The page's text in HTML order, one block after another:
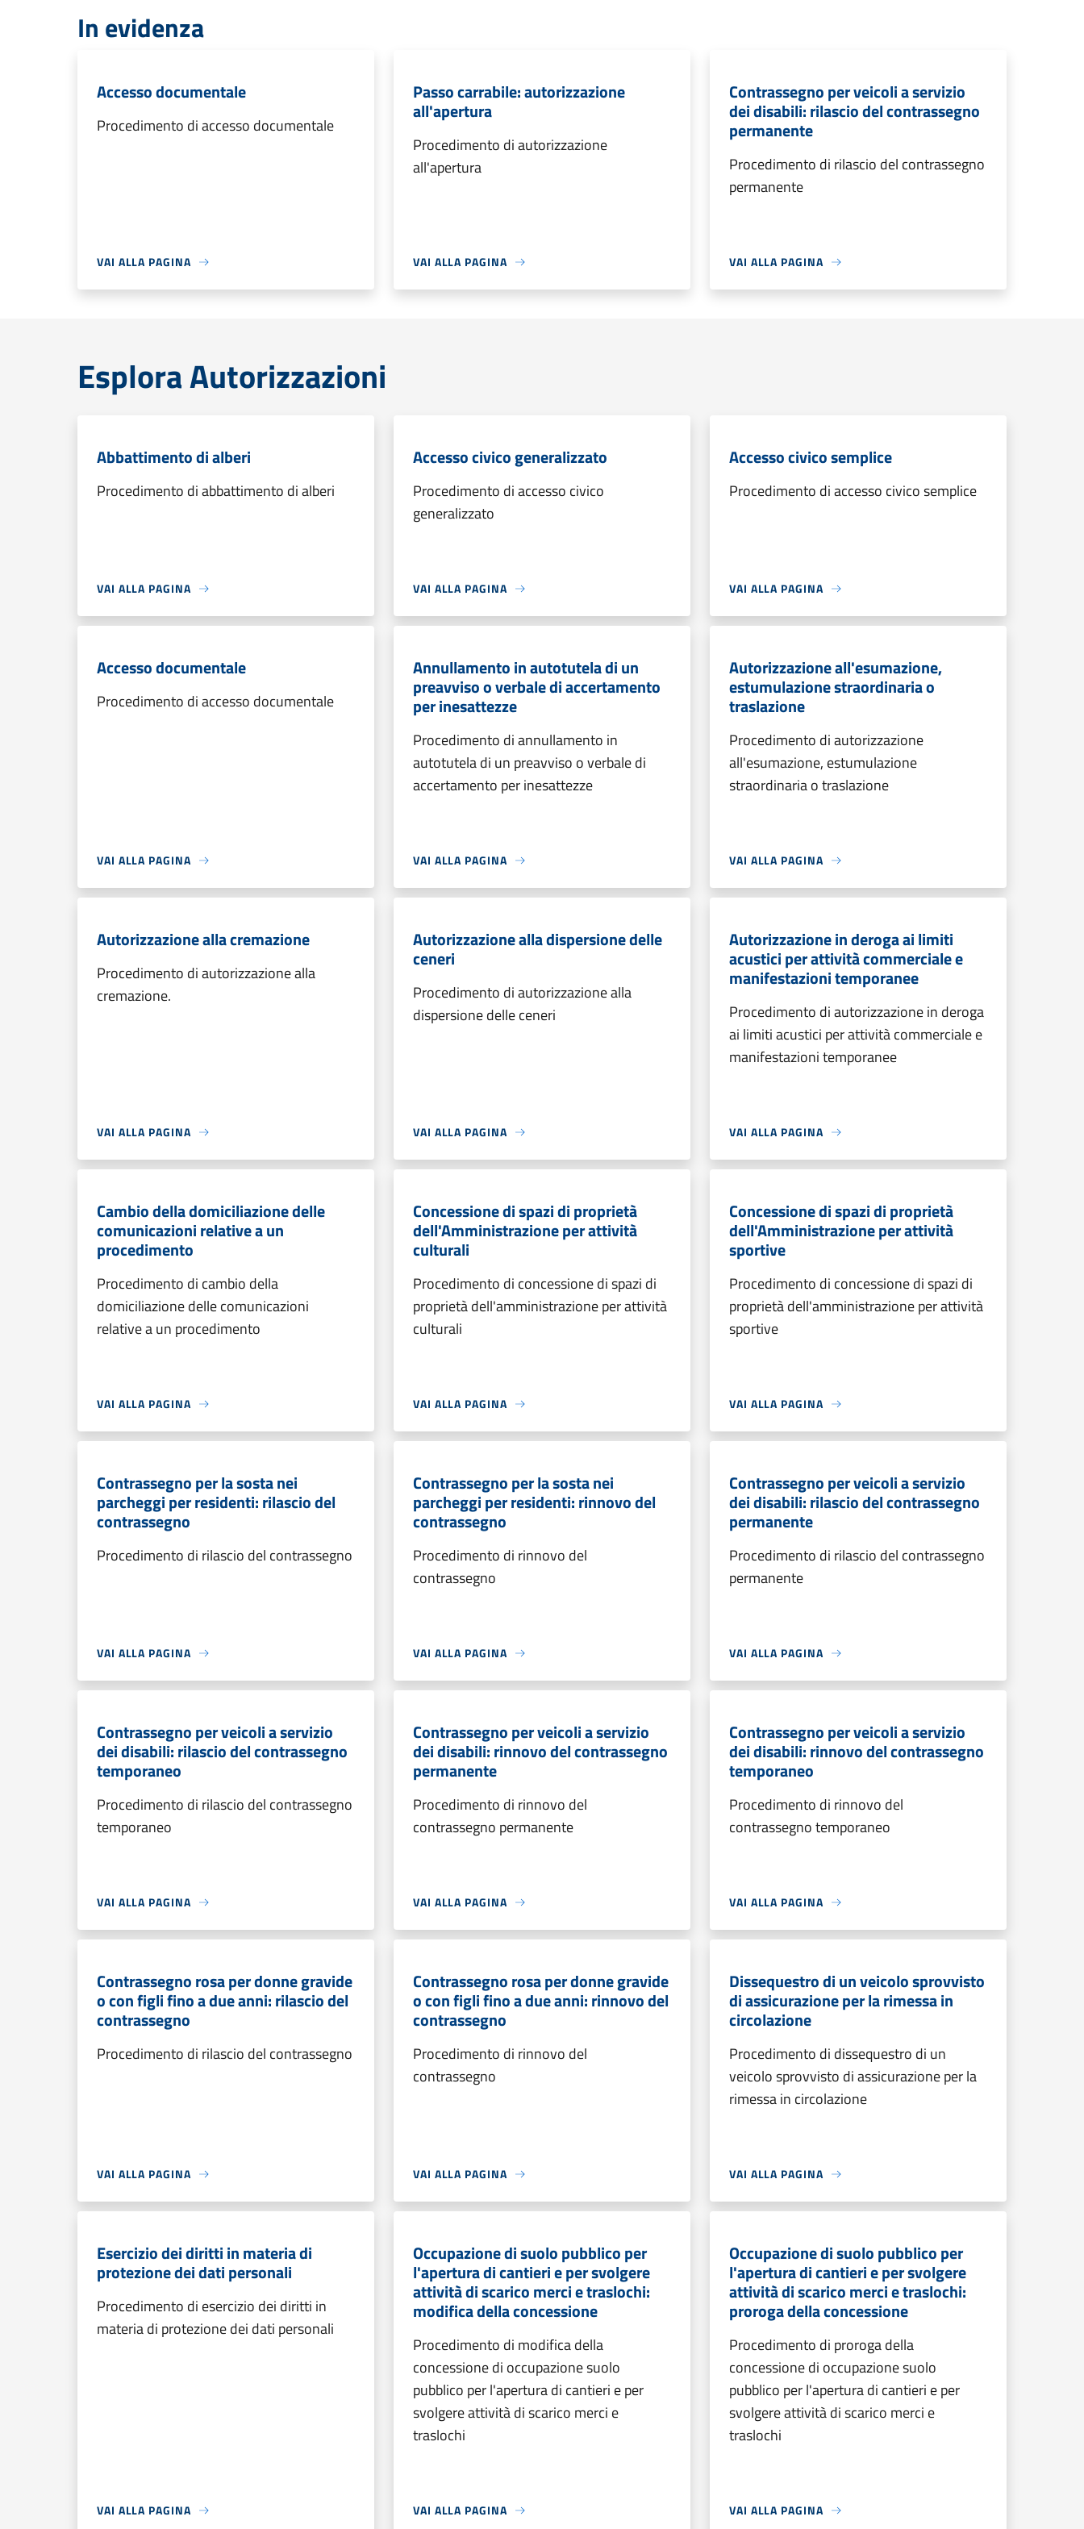
In evidenza
Accesso documentale
Procedimento di accesso documentale
VAI ALLA PAGINA
Passo carrabile: autorizzazione
all'apertura
Procedimento di autorizzazione
all'apertura
VAI ALLA PAGINA
Contrassegno per veicoli a servizio
dei disabili: rilascio del contrassegno
permanente
Procedimento di rilascio del contrassegno
permanente
VAI ALLA PAGINA
Esplora Autorizzazioni
Abbattimento di alberi
Procedimento di abbattimento di alberi
VAI ALLA PAGINA
Accesso civico generalizzato
Procedimento di accesso civico
generalizzato
VAI ALLA PAGINA
Accesso civico semplice
Procedimento di accesso civico semplice
VAI ALLA PAGINA
Accesso documentale
Procedimento di accesso documentale
VAI ALLA PAGINA
Annullamento in autotutela di un
preavviso o verbale di accertamento
per inesattezze
Procedimento di annullamento in
autotutela di un preavviso o verbale di
accertamento per inesattezze
VAI ALLA PAGINA
Autorizzazione all'esumazione,
estumulazione straordinaria o
traslazione
Procedimento di autorizzazione
all'esumazione, estumulazione
straordinaria o traslazione
VAI ALLA PAGINA
Autorizzazione alla cremazione
Procedimento di autorizzazione alla
cremazione.
VAI ALLA PAGINA
Autorizzazione alla dispersione delle
ceneri
Procedimento di autorizzazione alla
dispersione delle ceneri
VAI ALLA PAGINA
Autorizzazione in deroga ai limiti
acustici per attività commerciale e
manifestazioni temporanee
Procedimento di autorizzazione in deroga
ai limiti acustici per attività commerciale e
manifestazioni temporanee
VAI ALLA PAGINA
Cambio della domiciliazione delle
comunicazioni relative a un
procedimento
Procedimento di cambio della
domiciliazione delle comunicazioni
relative a un procedimento
VAI ALLA PAGINA
Concessione di spazi di proprietà
dell'Amministrazione per attività
culturali
Procedimento di concessione di spazi di
proprietà dell'amministrazione per attività
culturali
VAI ALLA PAGINA
Concessione di spazi di proprietà
dell'Amministrazione per attività
sportive
Procedimento di concessione di spazi di
proprietà dell'amministrazione per attività
sportive
VAI ALLA PAGINA
Contrassegno per la sosta nei
parcheggi per residenti: rilascio del
contrassegno
Procedimento di rilascio del contrassegno
VAI ALLA PAGINA
Contrassegno per la sosta nei
parcheggi per residenti: rinnovo del
contrassegno
Procedimento di rinnovo del
contrassegno
VAI ALLA PAGINA
Contrassegno per veicoli a servizio
dei disabili: rilascio del contrassegno
permanente
Procedimento di rilascio del contrassegno
permanente
VAI ALLA PAGINA
Contrassegno per veicoli a servizio
dei disabili: rilascio del contrassegno
temporaneo
Procedimento di rilascio del contrassegno
temporaneo
VAI ALLA PAGINA
Contrassegno per veicoli a servizio
dei disabili: rinnovo del contrassegno
permanente
Procedimento di rinnovo del
contrassegno permanente
VAI ALLA PAGINA
Contrassegno per veicoli a servizio
dei disabili: rinnovo del contrassegno
temporaneo
Procedimento di rinnovo del
contrassegno temporaneo
VAI ALLA PAGINA
Contrassegno rosa per donne gravide
o con figli fino a due anni: rilascio del
contrassegno
Procedimento di rilascio del contrassegno
VAI ALLA PAGINA
Contrassegno rosa per donne gravide
o con figli fino a due anni: rinnovo del
contrassegno
Procedimento di rinnovo del
contrassegno
VAI ALLA PAGINA
Dissequestro di un veicolo sprovvisto
di assicurazione per la rimessa in
circolazione
Procedimento di dissequestro di un
veicolo sprovvisto di assicurazione per la
rimessa in circolazione
VAI ALLA PAGINA
Esercizio dei diritti in materia di
protezione dei dati personali
Procedimento di esercizio dei diritti in
materia di protezione dei dati personali
VAI ALLA PAGINA
Occupazione di suolo pubblico per
l'apertura di cantieri e per svolgere
attività di scarico merci e traslochi:
modifica della concessione
Procedimento di modifica della
concessione di occupazione suolo
pubblico per l'apertura di cantieri e per
svolgere attività di scarico merci e
traslochi
VAI ALLA PAGINA
Occupazione di suolo pubblico per
l'apertura di cantieri e per svolgere
attività di scarico merci e traslochi:
proroga della concessione
Procedimento di proroga della
concessione di occupazione suolo
pubblico per l'apertura di cantieri e per
svolgere attività di scarico merci e
traslochi
VAI ALLA PAGINA